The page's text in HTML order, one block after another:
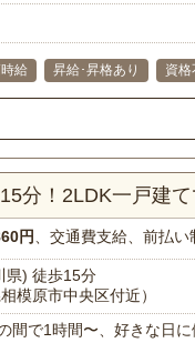
給 昇給･昇格あり 資格
分！2LDK一戸建
円 、交通費支給、前払い
県) 徒歩15分
模原市中央区付近）
間で1時間〜、好きな日